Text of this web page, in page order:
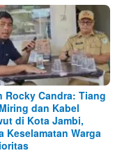
Rocky Candra: Tiang
dan Kabel
di Kota Jambi,
Keselamatan Warga